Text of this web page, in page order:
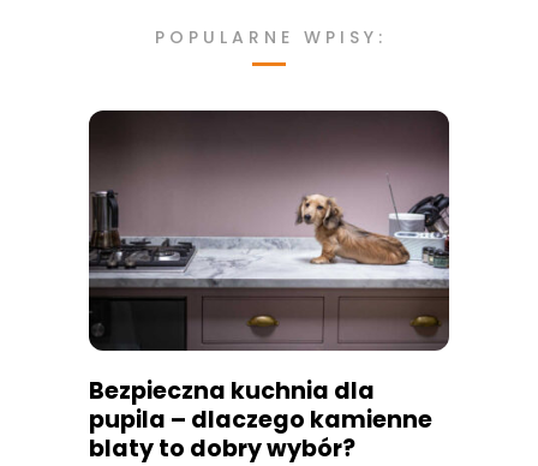
POPULARNE WPISY:
Bezpieczna kuchnia dla
pupila – dlaczego kamienne
blaty to dobry wybór?